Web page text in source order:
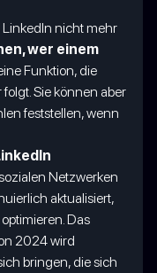
nicht mehr
wer einem
Funktion, die
Sie können aber
feststellen, wenn
Netzwerken
aktualisiert,
Das
2024 wird
bringen, die sich